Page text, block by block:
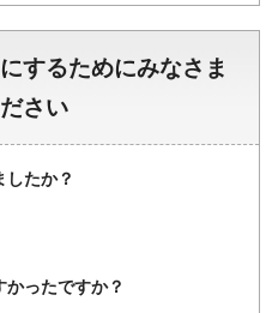
するためにみなさま
さい
したか？
ったですか？